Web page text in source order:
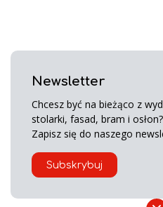
Newsletter
Chcesz być na bieżąco z
stolarki, fasad, bram i osłon?
Zapisz się do naszego
Subskrybuj